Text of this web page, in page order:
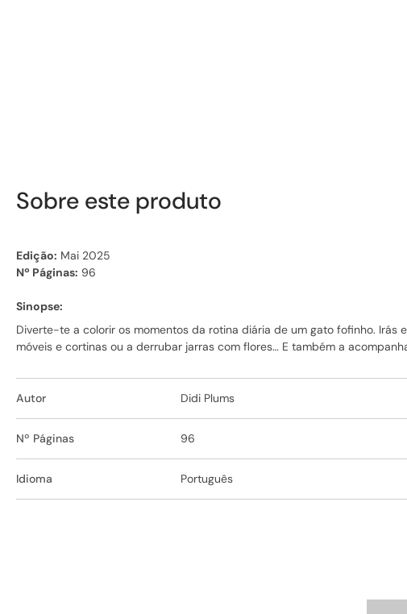
Sobre este produto
Edição: Mai 2025
Nº Páginas: 96
Sinopse:
Diverte-te a colorir os momentos da rotina diária de um gato fofinho.
móveis e cortinas ou a derrubar jarras com flores… E também a
Autor Didi Plums
Nº Páginas 96
Idioma Português